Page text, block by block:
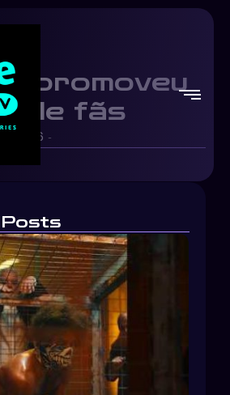
promoveu
de fãs
2026 -